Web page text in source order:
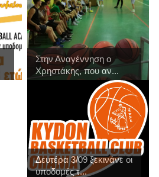
Στην Αναγέννηση ο
Χρηστάκης, που αν...
Δευτέρα 3/09 ξεκινάνε οι
υποδομές τ...